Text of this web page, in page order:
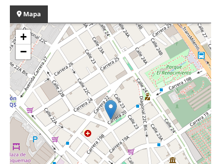
Mapa
+
−